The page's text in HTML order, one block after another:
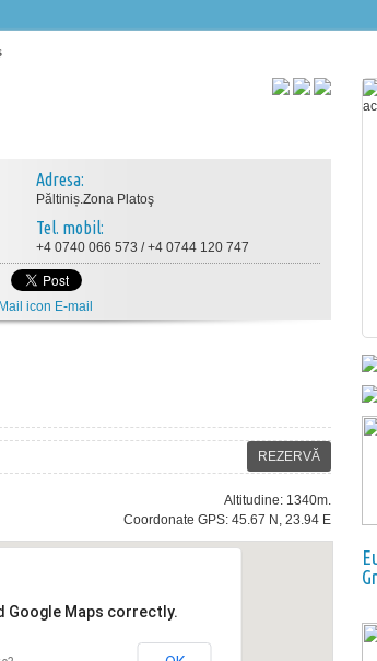
Adresa:
Păltiniș.Zona Platoş
Tel. mobil:
+4 0740 066 573 / +4 0744 120 747
E-mail
REZERVĂ
Altitudine: 1340m.
Coordonate GPS: 45.67 N, 23.94 E
Google Maps correctly.